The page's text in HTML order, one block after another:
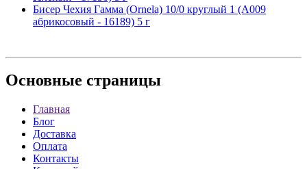
Бисер Чехия Гамма (Ornela) 10/0 круглый 1 (A009
абрикосовый - 16189) 5 г
Основные страницы
Главная
Блог
Доставка
Оплата
Контакты